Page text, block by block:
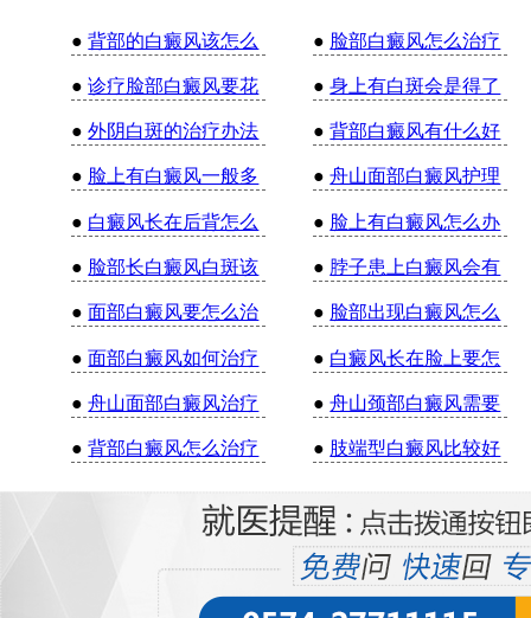
●背部的白癜风该怎么 ● 脸部白癜风怎么治疗
●诊疗脸部白癜风要花 ●身上有白斑会是得了
●外阴白斑的治疗办法 ●背部白癜风有什么好
● 脸上有白癜风一般多 ●舟山面部白癜风护理
● 白癜风长在后背怎么 ● 脸上有白癜风怎么办
● 脸部长白癜风白斑该 ● 脖子患上白癜风会有
●面部白癜风要怎么治 ● 脸部出现白癜风怎么
●面部白癜风如何治疗 ● 白癜风长在脸上要怎
●舟山面部白癜风治疗 ●舟山颈部白癜风需要
●背部白癜风怎么治疗 ● 肢端型白癜风比较好